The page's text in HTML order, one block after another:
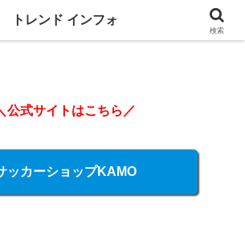
トレンド インフォ
検索
公式サイトはこちら／
ッカーショップKAMO